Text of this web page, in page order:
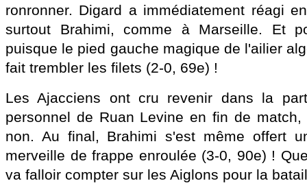
ronronner. Digard a immédiatement réagi
surtout Brahimi, comme à Marseille. Et
puisque le pied gauche magique de l'ailier
fait trembler les filets (2-0, 69e) !
Les Ajacciens ont cru revenir dans la
personnel de Ruan Levine en fin de
non. Au final, Brahimi s'est même offert
merveille de frappe enroulée (3-0, 90e) !
va falloir compter sur les Aiglons pour la